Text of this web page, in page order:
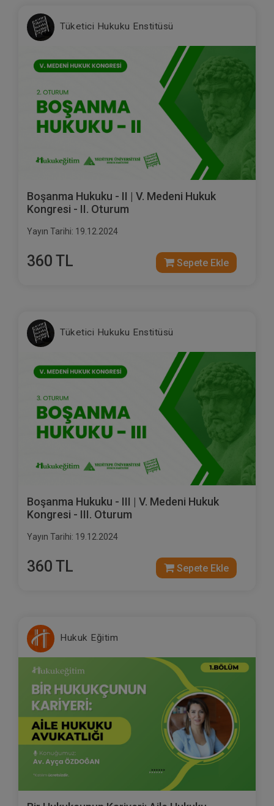
Tüketici Hukuku Enstitüsü
Boşanma Hukuku - II | V. Medeni Hukuk
Kongresi - II. Oturum
Yayın Tarihi: 19.12.2024
360 TL Sepete Ekle
Tüketici Hukuku Enstitüsü
Boşanma Hukuku - III | V. Medeni Hukuk
Kongresi - III. Oturum
Yayın Tarihi: 19.12.2024
360 TL Sepete Ekle
Hukuk Eğitim